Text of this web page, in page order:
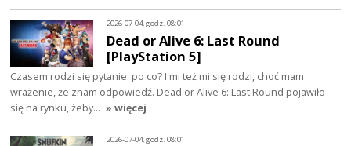
2026-07-04, godz. 08:01
Dead or Alive 6: Last Round
[PlayStation 5]
Czasem rodzi się pytanie: po co? I mi też mi się rodzi, choć mam
wrażenie, że znam odpowiedź. Dead or Alive 6: Last Round pojawiło
się na rynku, żeby… » więcej
2026-07-04, godz. 08:01